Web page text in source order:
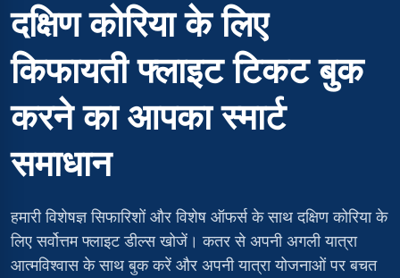
दक्षिण कोरिया के लिए
किफायती फ्लाइट टिकट बुक
करने का आपका स्मार्ट
समाधान
हमारी विशेषज्ञ सिफारिशों और विशेष ऑफर्स के साथ दक्षिण कोरिया के
लिए सर्वोत्तम फ्लाइट डील्स खोजें। कतर से अपनी अगली यात्रा
आत्मविश्वास के साथ बुक करें और अपनी यात्रा योजनाओं पर बचत